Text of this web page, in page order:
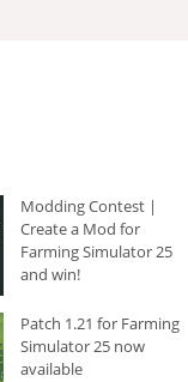
Modding Contest |
Create a Mod for
Farming Simulator 25
and win!
Patch 1.21 for Farming
Simulator 25 now
available